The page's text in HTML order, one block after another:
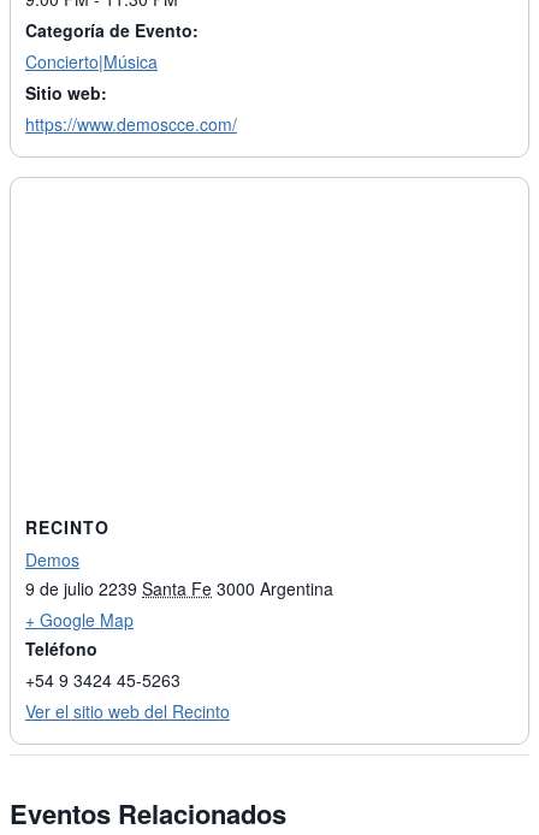
Categoría de Evento:
Concierto|Música
Sitio web:
https://www.demoscce.com/
RECINTO
Demos
9 de julio 2239 Santa Fe 3000 Argentina
+ Google Map
Teléfono
+54 9 3424 45-5263
Ver el sitio web del Recinto
Eventos Relacionados